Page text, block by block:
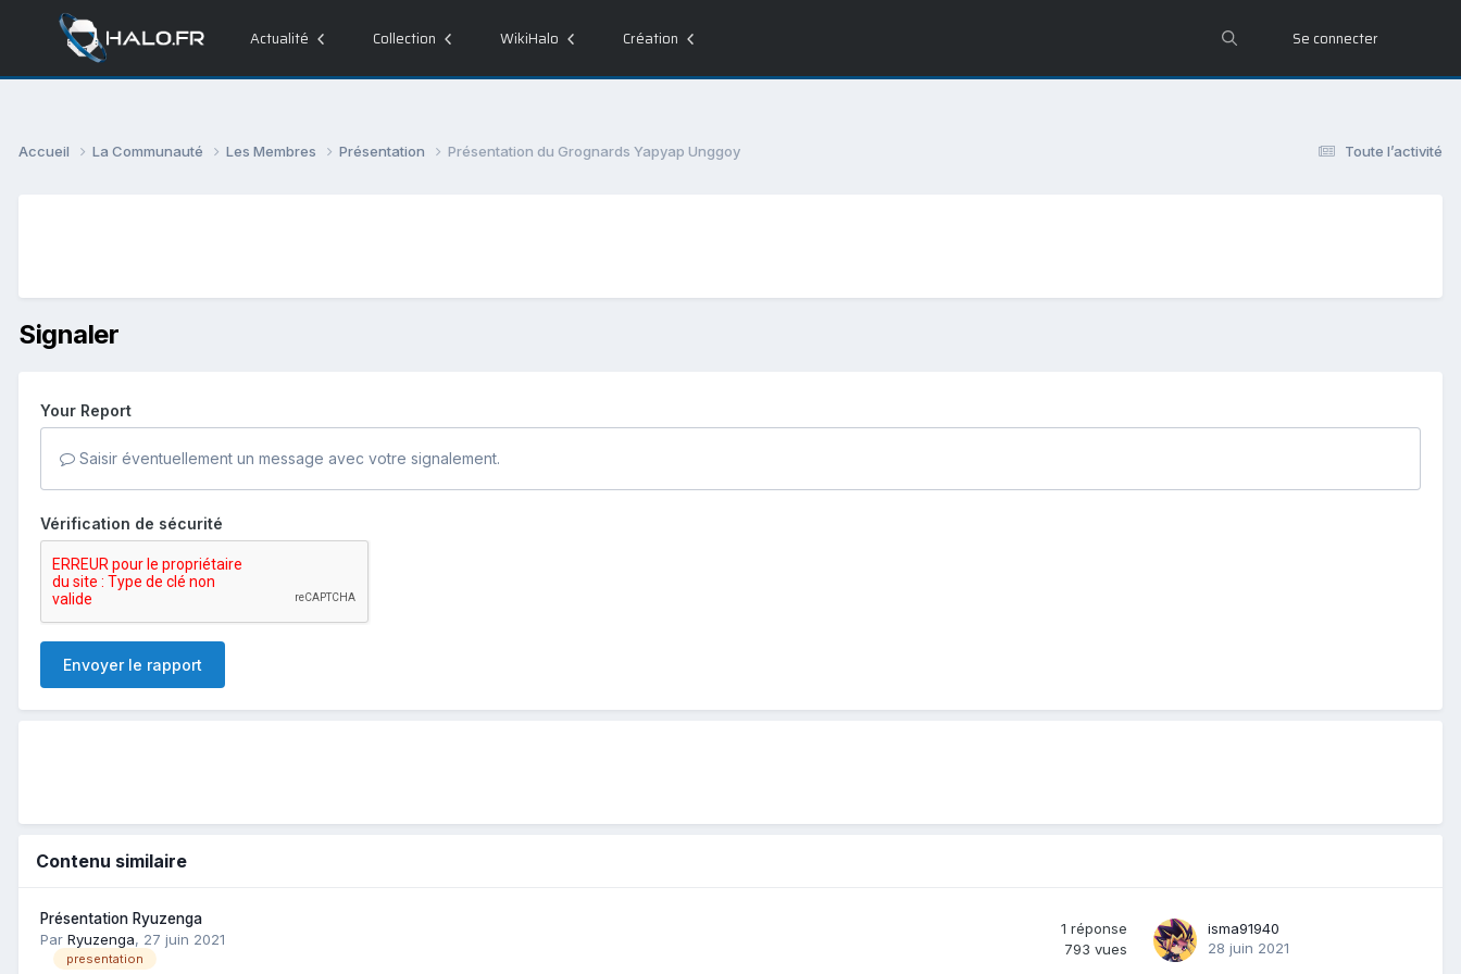
Actualité Collection WikiHalo Création Se connecter
Toute l’activité
Accueil La Communauté Les Membres Présentation Présentation du Grognards Yapyap Unggoy
Signaler
Your Report
Saisir éventuellement un message avec votre signalement.
Vérification de sécurité
Envoyer le rapport
Contenu similaire
Présentation Ryuzenga
Par Ryuzenga, 27 juin 2021
presentation
1 réponse
793 vues
isma91940
28 juin 2021